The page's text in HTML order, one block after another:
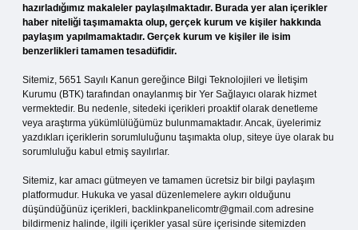
hazırladığımız makaleler paylaşılmaktadır. Burada yer alan içerikler
haber niteliği taşımamakta olup, gerçek kurum ve kişiler hakkında
paylaşım yapılmamaktadır. Gerçek kurum ve kişiler ile isim
benzerlikleri tamamen tesadüfidir.
Sitemiz, 5651 Sayılı Kanun gereğince Bilgi Teknolojileri ve İletişim
Kurumu (BTK) tarafından onaylanmış bir Yer Sağlayıcı olarak hizmet
vermektedir. Bu nedenle, sitedeki içerikleri proaktif olarak denetleme
veya araştırma yükümlülüğümüz bulunmamaktadır. Ancak, üyelerimiz
yazdıkları içeriklerin sorumluluğunu taşımakta olup, siteye üye olarak bu
sorumluluğu kabul etmiş sayılırlar.
Sitemiz, kar amacı gütmeyen ve tamamen ücretsiz bir bilgi paylaşım
platformudur. Hukuka ve yasal düzenlemelere aykırı olduğunu
düşündüğünüz içerikleri, backlinkpanelicomtr@gmail.com adresine
bildirmeniz halinde, ilgili içerikler yasal süre içerisinde sitemizden